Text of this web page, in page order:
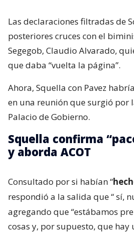
Las declaraciones filtradas de
posteriores cruces con el
Segegob, Claudio Alvarado,
que daba “vuelta la página”.
Ahora, Squella con Pavez
en una reunión que surgió por
Palacio de Gobierno.
Squella confirma
y aborda ACOT
Consultado por si habían “
respondió a la salida que “sí,
agregando que “estábamos
cosas y, por supuesto, que hay